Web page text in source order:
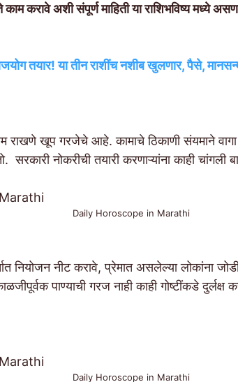
करावे अशी संपूर्ण माहिती या राशिभविष्य मध्ये
तयार! या तीन राशींच नशीब खुलणार, पैसे,
राखणे खूप गरजेचे आहे. कामाचे ठिकाणी संयमाने वागा
सरकारी नोकरीची तयारी करणाऱ्यांना काही चांगली
Daily Horoscope in Marathi
नियोजन नीट करावे, प्रेमात असलेल्या लोकांना
पाण्याची गरज नाही काही गोष्टींकडे
Daily Horoscope in Marathi